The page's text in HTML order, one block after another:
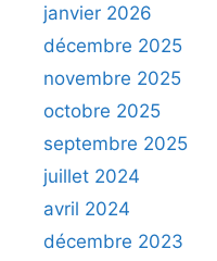
janvier 2026
décembre 2025
novembre 2025
octobre 2025
septembre 2025
juillet 2024
avril 2024
décembre 2023